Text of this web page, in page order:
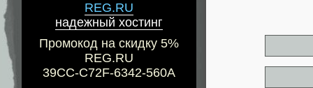
REG.RU
надежный хостинг
Промокод на скидку 5%
REG.RU
39CC-C72F-6342-560A